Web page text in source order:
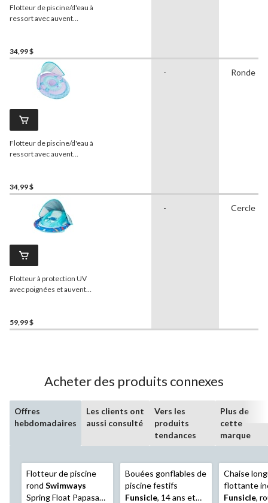
Flotteur de piscine/d'eau à
ressort avec auvent
24 mois
34,99 $
Flotteur de piscine/d'eau à
ressort avec auvent
24 mois
34,99 $
- Ronde
Flotteur à protection UV
avec poignées et auvent
59,99 $
- Cercle
Acheter des produits connexes
Offres
hebdomadaires
Les clients ont
aussi consulté
Vers les
produits
tendances
Plus de
cette
marque
Flotteur de piscine
rond Swimways
Spring Float Papasan,
Bouées gonflables de
piscine festifs
Funsicle, 14 ans et
Chaise
flottante
Funsicle,